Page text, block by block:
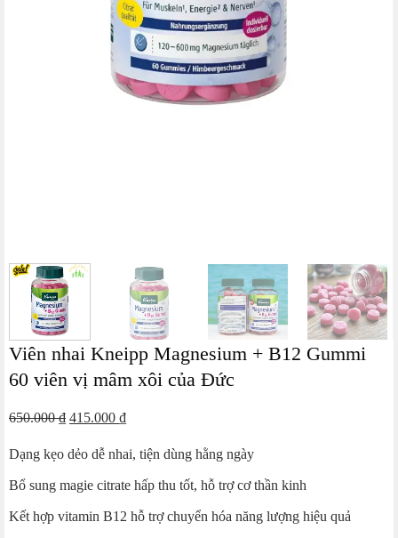
Viên nhai Kneipp Magnesium + B12 Gummi
60 viên vị mâm xôi của Đức
650.000₫ Giá
là:
650.000 ₫.
415.000 ₫Giá
tại
là:
415.000 ₫.
Dạng kẹo dẻo dễ nhai, tiện dùng hằng ngày
Bổ sung magie citrate hấp thu tốt, hỗ trợ cơ thần kinh
Kết hợp vitamin B12 hỗ trợ chuyển hóa năng lượng hiệu quả